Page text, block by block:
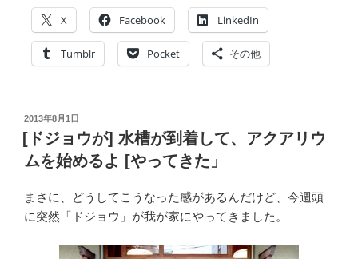
休
み
日
気]”
の
X Facebook LinkedIn
Tumblr Pocket その他
投
稿
日:
2013年8月1日
[ドジョウが] 水槽が到着して、アクアリウ
ムを始めるよ [やってきた」
まさに、どうしてこうなった感があるんだけど、今週頭
に突然「ドジョウ」が我が家にやってきました。